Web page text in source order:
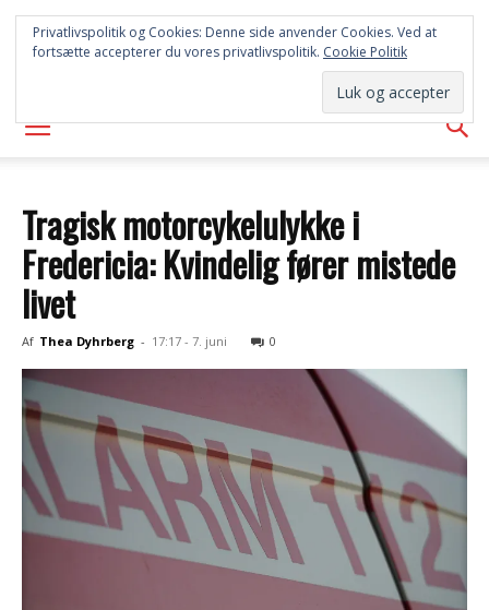
SYD
AVISEN
Tragisk motorcykelulykke i
Fredericia: Kvindelig fører mistede
livet
Af Thea Dyhrberg - 17:17 - 7. juni 0
Privatlivspolitik og Cookies: Denne side anvender Cookies. Ved at
fortsætte accepterer du vores privatlivspolitik. Cookie Politik